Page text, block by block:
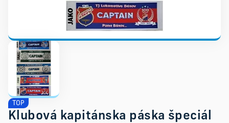
TOP
Klubová kapitánska páska špeciál